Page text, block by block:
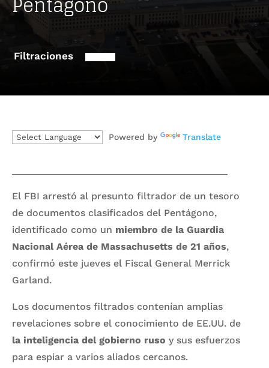
Filtraciones
Powered by Translate
El FBI arrestó al presunto filtrador de un tesoro
de documentos clasificados del Pentágono,
identificado como un miembro de la Guardia
Nacional Aérea de Massachusetts de 21 años,
confirmó este jueves el Fiscal General Merrick
Garland.
Los documentos filtrados contenían amplias
revelaciones sobre el conocimiento de EE.UU. de
la inteligencia del gobierno ruso y sus esfuerzos
para espiar a varios aliados cercanos.